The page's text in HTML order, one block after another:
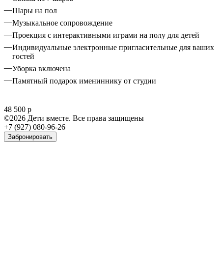
Шары на пол
Музыкальное сопровождение
Проекция с интерактивными играми на полу для детей
Индивидуальные электронные пригласительные для ваших
гостей
Уборка включена
Памятный подарок имениннику от студии
48 500 р
©2026 Дети вместе. Все права защищены
+7 (927) 080-96-26
Забронировать